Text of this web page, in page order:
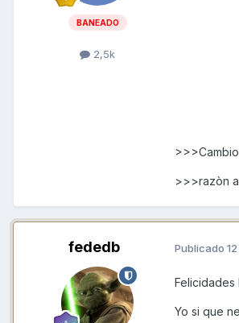
BANEADO
2,5k
>>>razòn
fededb Publicado
Felicidades
Yo si que